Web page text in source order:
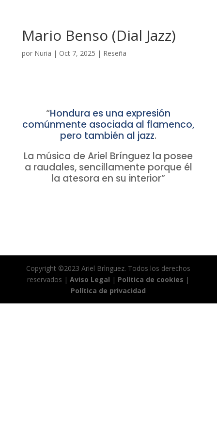
Mario Benso (Dial Jazz)
por Nuria | Oct 7, 2025 | Reseña
“Hondura es una expresión
comúnmente asociada al flamenco,
pero también al jazz.
La música de Ariel Brínguez la posee
a raudales, sencillamente porque él
la atesora en su interior”
Copyright ©2023 Ariel Brìnguez. Todos los derechos
reservados |Aviso Legal | Política de cookies |
Política de privacidad